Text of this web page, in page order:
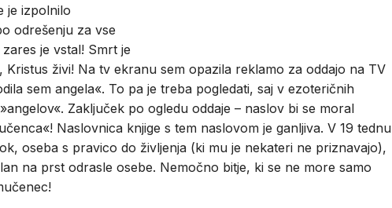
je izpolnilo
odrešenju za vse
je vstal! Smrt je
Kristus živi! Na tv ekranu sem opazila reklamo za oddajo na TV
sem angela«. To pa je treba pogledati, saj v ezoteričnih
Zaključek po ogledu oddaje – naslov bi se moral
Naslovnica knjige s tem naslovom je ganljiva. V 19 tednu
oseba s pravico do življenja (ki mu je nekateri ne priznavajo),
na prst odrasle osebe. Nemočno bitje, ki se ne more samo